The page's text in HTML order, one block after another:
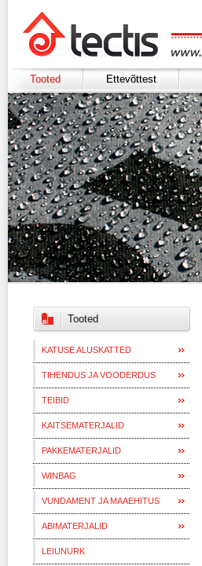
Tooted Ettevõttest
Tooted
KATUSE ALUSKATTED
TIHENDUS JA VOODERDUS
TEIBID
KAITSEMATERJALID
PAKKEMATERJALID
WINBAG
VUNDAMENT JA MAAEHITUS
ABIMATERJALID
LEIUNURK